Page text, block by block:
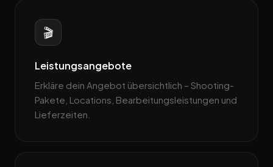
🎬
Leistungsangebote
Erkläre dein Angebot übersichtlich – Shooting-
Pakete, Locations, Bearbeitungsleistungen und
Lieferzeiten.